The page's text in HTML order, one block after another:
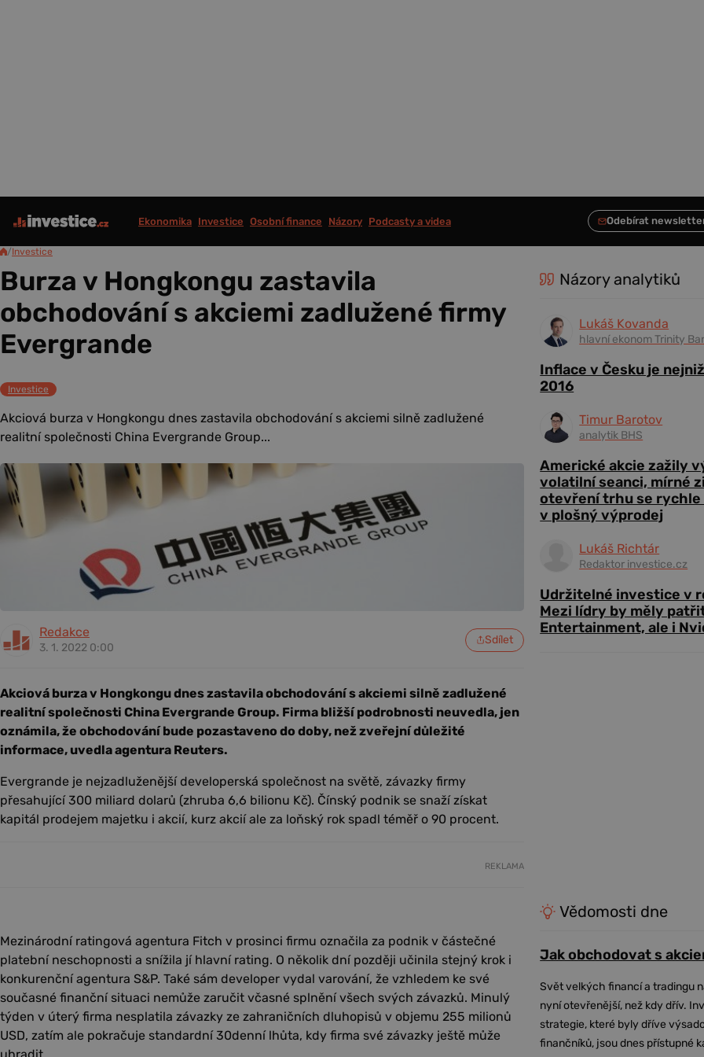
Ekonomika Investice Osobní finance Názory Podcasty a videa
/Investice
Burza v Hongkongu zastavila
obchodování s akciemi zadlužené firmy
Evergrande
Investice
Akciová burza v Hongkongu dnes zastavila obchodování s akciemi silně zadlužené
realitní společnosti China Evergrande Group...
Redakce
3. 1. 2022 0:00
Sdílet
Akciová burza v Hongkongu dnes zastavila obchodování s akciemi silně zadlužené
realitní společnosti China Evergrande Group. Firma bližší podrobnosti neuvedla, jen
oznámila, že obchodování bude pozastaveno do doby, než zveřejní důležité
informace, uvedla agentura Reuters.
Evergrande je nejzadluženější developerská společnost na světě, závazky firmy
přesahující 300 miliard dolarů (zhruba 6,6 bilionu Kč). Čínský podnik se snaží získat
kapitál prodejem majetku i akcií, kurz akcií ale za loňský rok spadl téměř o 90 procent.
REKLAMA
Mezinárodní ratingová agentura Fitch v prosinci firmu označila za podnik v částečné
platební neschopnosti a snížila jí hlavní rating. O několik dní později učinila stejný krok i
konkurenční agentura S&P. Také sám developer vydal varování, že vzhledem ke své
současné finanční situaci nemůže zaručit včasné splnění všech svých závazků. Minulý
týden v úterý firma nesplatila závazky ze zahraničních dluhopisů v objemu 255 milionů
USD, zatím ale pokračuje standardní 30denní lhůta, kdy firma své závazky ještě může
Názory analytiků
Lukáš Kovanda
hlavní ekonom Trinity
Inflace v Česku je
2016
Timur Barotov
analytik BHS
Americké akcie zažily
volatilní seanci, mírné
otevření trhu se rychle
v plošný výprodej
Lukáš Richtár
Redaktor investice.cz
Udržitelné investice v
Mezi lídry by měly
Entertainment, ale i
Vědomosti dne
Jak obchodovat s
Svět velkých financí a tradingu
nyní otevřenější, než kdy dřív.
strategie, které byly dříve
finančníků, jsou dnes přístupné